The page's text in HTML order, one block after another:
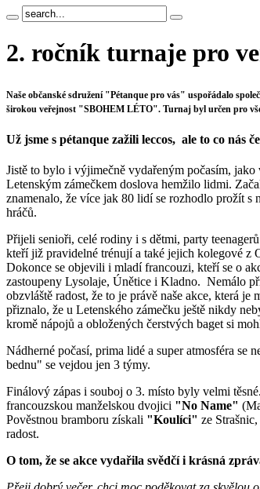
2. ročník turnaje pro
Naše občanské sdružení "Pétanque pro vás" uspořádalo
širokou veřejnost "SBOHEM LÉTO". Turnaj byl určen pro
Už jsme s pétanque zažili leccos, ale to co nás
Jistě to bylo i výjimečně vydařeným počasím,
Letenským zámečkem doslova hemžilo lidmi.
znamenalo, že více jak 80 lidí se rozhodlo prožít
hráčů.
Přijeli senioři, celé rodiny i s dětmi, party
kteří již pravidelné trénují a také jejich kolegové z
Dokonce se objevili i mladí francouzi, kteří se o
zastoupeny Lysolaje, Únětice i Kladno. Nemálo
obzvláště radost, že to je právě naše akce, která
přiznalo, že u Letenského zámečku ještě nikdy
kromě nápojů a obložených čerstvých baget si
Nádherné počasí, prima lidé a super atmosféra se
bednu" se vejdou jen 3 týmy.
Finálový zápas i souboj o 3. místo byly velmi těsné.
francouzskou manželskou dvojici "No Name"
Pověstnou bramboru získali "Koulíci" ze
radost.
O tom, že se akce vydařila svědčí i krásná